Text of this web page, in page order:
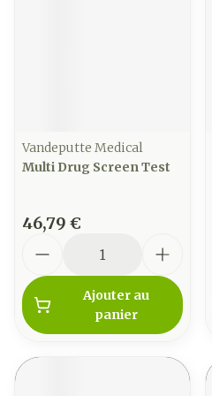
Vandeputte Medical
Multi Drug Screen Test
46,79 €
Ajouter au
panier